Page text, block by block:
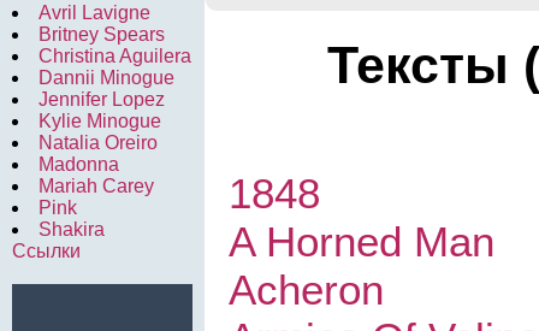
Avril Lavigne
Britney Spears
Christina Aguilera
Dannii Minogue
Jennifer Lopez
Kylie Minogue
Natalia Oreiro
Madonna
Mariah Carey
Pink
Shakira
Ссылки
Тексты
1848
A Horned Man
Acheron